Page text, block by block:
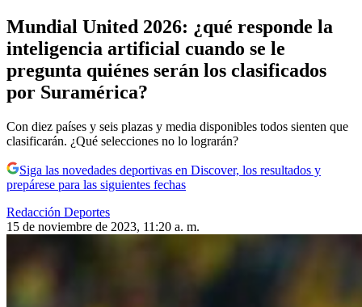
Mundial United 2026: ¿qué responde la
inteligencia artificial cuando se le
pregunta quiénes serán los clasificados
por Suramérica?
Con diez países y seis plazas y media disponibles todos sienten que
clasificarán. ¿Qué selecciones no lo lograrán?
Siga las novedades deportivas en Discover, los resultados y
prepárese para las siguientes fechas
Redacción Deportes
15 de noviembre de 2023, 11:20 a. m.